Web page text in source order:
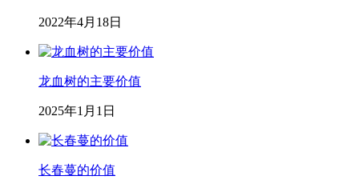
2022年4月18日
龙血树的主要价值
2025年1月1日
长春蔓的价值